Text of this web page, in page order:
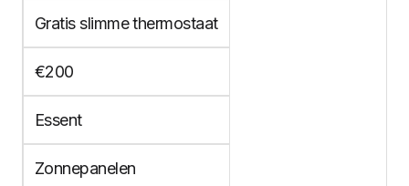
Gratis slimme thermostaat
€200
Essent
Zonnepanelen